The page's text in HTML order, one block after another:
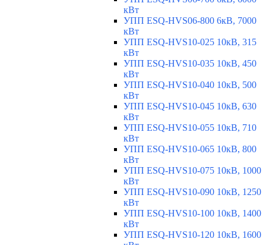
кВт
УПП ESQ-HVS06-800 6кВ, 7000
кВт
УПП ESQ-HVS10-025 10кВ, 315
кВт
УПП ESQ-HVS10-035 10кВ, 450
кВт
УПП ESQ-HVS10-040 10кВ, 500
кВт
УПП ESQ-HVS10-045 10кВ, 630
кВт
УПП ESQ-HVS10-055 10кВ, 710
кВт
УПП ESQ-HVS10-065 10кВ, 800
кВт
УПП ESQ-HVS10-075 10кВ, 1000
кВт
УПП ESQ-HVS10-090 10кВ, 1250
кВт
УПП ESQ-HVS10-100 10кВ, 1400
кВт
УПП ESQ-HVS10-120 10кВ, 1600